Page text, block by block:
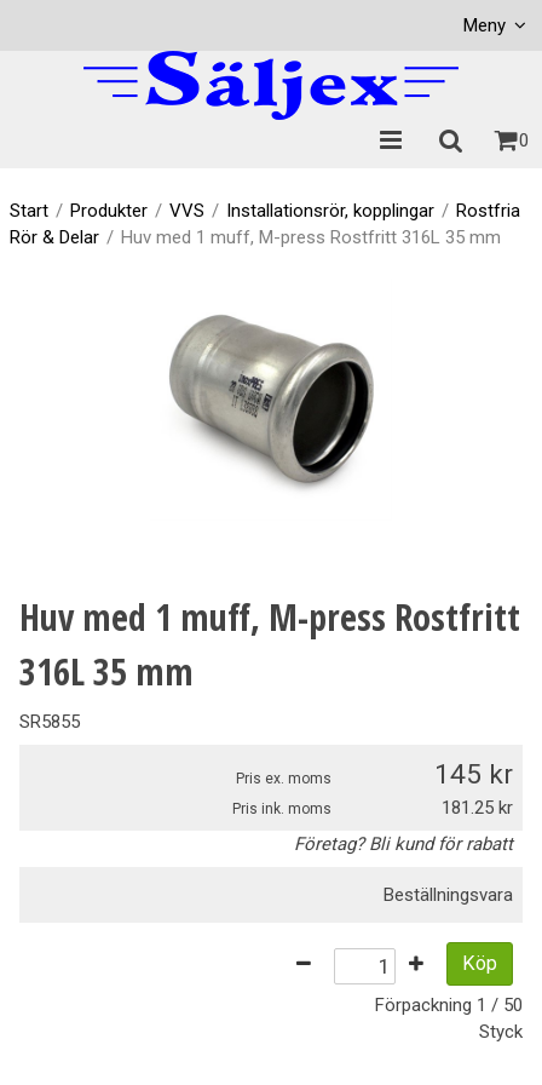
Meny
0
Start / Produkter / VVS / Installationsrör, kopplingar / Rostfria
Rör & Delar / Huv med 1 muff, M-press Rostfritt 316L 35 mm
Huv med 1 muff, M-press Rostfritt
316L 35 mm
SR5855
Pris ex. moms 145
Pris ink. moms
181.25
Företag? Bli kund för rabatt
Beställningsvara
Köp
Förpackning 1 / 50
Styck